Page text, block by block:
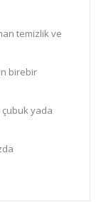
temizlik ve
birebir
çubuk yada